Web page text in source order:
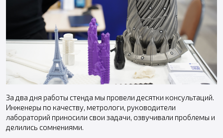
За два дня работы стенда мы провели десятки консультаций.
Инженеры по качеству, метрологи, руководители
лабораторий приносили свои задачи, озвучивали проблемы и
делились сомнениями.